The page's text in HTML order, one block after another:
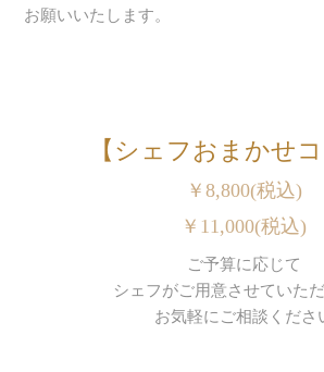
お願いいたします。
【シェフおまかせコ
￥8,800(税込)
￥11,000(税込)
ご予算に応じて
シェフがご用意させていた
お気軽にご相談くださ